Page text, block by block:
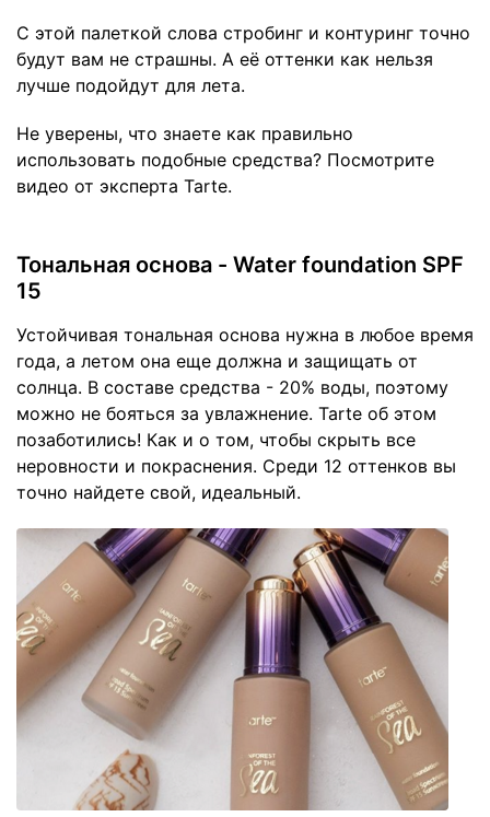
С этой палеткой слова стробинг и контуринг точно
будут вам не страшны. А её оттенки как нельзя
лучше подойдут для лета.
Не уверены, что знаете как правильно
использовать подобные средства? Посмотрите
видео от эксперта Tarte.
Тональная основа - Water foundation SPF
15
Устойчивая тональная основа нужна в любое время
года, а летом она еще должна и защищать от
солнца. В составе средства - 20% воды, поэтому
можно не бояться за увлажнение. Tarte об этом
позаботились! Как и о том, чтобы скрыть все
неровности и покраснения. Среди 12 оттенков вы
точно найдете свой, идеальный.